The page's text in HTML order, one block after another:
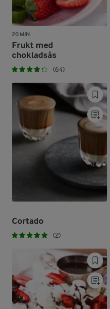
20 MIN
Frukt med
chokladsås
(64)
Cortado
(2)